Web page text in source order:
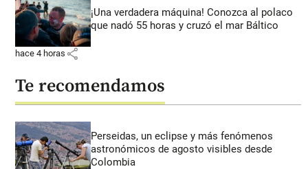
¡Una verdadera máquina! Conozca al polaco
que nadó 55 horas y cruzó el mar Báltico
hace 4 horas share
Te recomendamos
Perseidas, un eclipse y más fenómenos
astronómicos de agosto visibles desde
Colombia